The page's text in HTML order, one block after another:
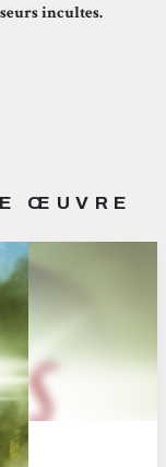
incultes.
ŒUVRE